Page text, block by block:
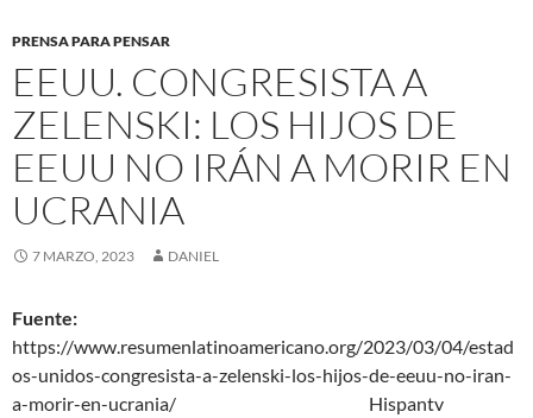
PRENSA PARA PENSAR
EEUU. CONGRESISTA A
ZELENSKI: LOS HIJOS DE
EEUU NO IRÁN A MORIR EN
UCRANIA
7 MARZO, 2023 DANIEL
Fuente:
https://www.resumenlatinoamericano.org/2023/03/04/estad
os-unidos-congresista-a-zelenski-los-hijos-de-eeuu-no-iran-
a-morir-en-ucrania/ Hispantv